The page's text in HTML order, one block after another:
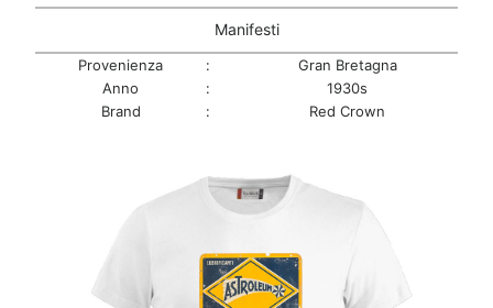
Manifesti
Provenienza :
Gran Bretagna
Anno
:
1930s
Brand
: Red Crown